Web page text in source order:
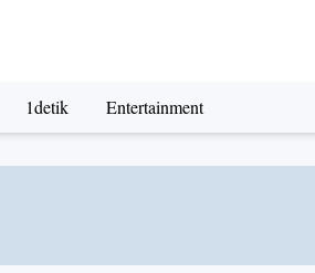
1detik Entertainment